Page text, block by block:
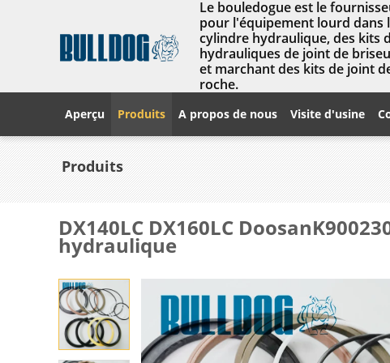
Le bouledogue est le
pour l'équipement lourd dans
cylindre hydraulique, des kits
hydrauliques de joint de
et marchant des kits de joint
roche.
Aperçu Produits A propos de nous Visite d'usine
Produits
DX140LC DX160LC
hydraulique